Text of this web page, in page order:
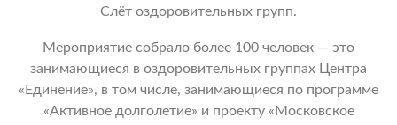
Слёт оздоровительных групп.
Мероприятие собрало более 100 человек — это
занимающиеся в оздоровительных группах Центра
«Единение», в том числе, занимающиеся по программе
«Активное долголетие» и проекту «Московское